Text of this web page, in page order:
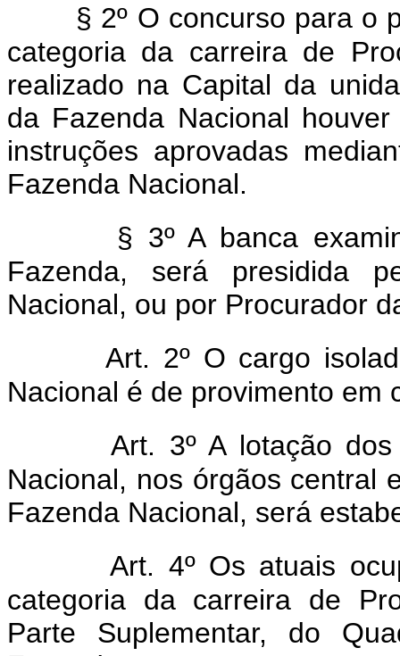
§ 2º O concurso para o
categoria da carreira de
realizado na Capital da
da Fazenda Nacional
instruções aprovadas
Fazenda Nacional.
§ 3º A banca
Fazenda, será presidida
Nacional, ou por Procurador
Art. 2º O cargo
Nacional é de provimento em
Art. 3º A lotação
Nacional, nos órgãos central
Fazenda Nacional, será
Art. 4º Os atuais
categoria da carreira de
Parte Suplementar, do